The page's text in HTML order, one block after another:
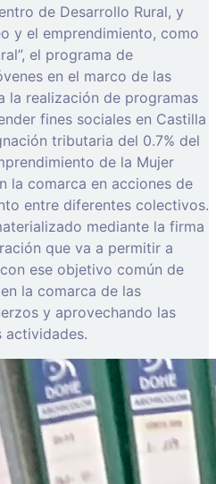
de Desarrollo Rural, y
y el emprendimiento, como
el programa de
en el marco de las
la realización de programas
fines sociales en Castilla
tributaria del 0.7% del
de la Mujer
la comarca en acciones de
entre diferentes colectivos.
mediante la firma
que va a permitir a
ese objetivo común de
la comarca de las
y aprovechando las
actividades.